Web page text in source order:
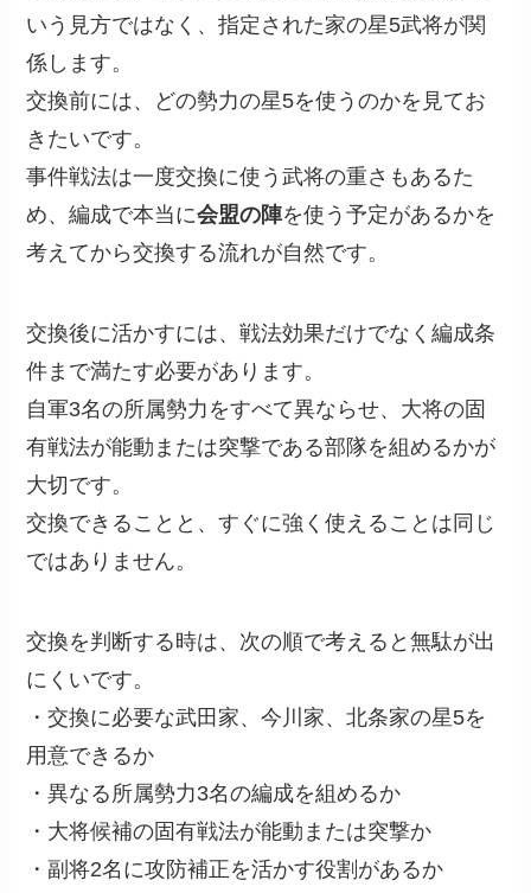
いう見方ではなく、指定された家の星5武将が関
係します。
交換前には、どの勢力の星5を使うのかを見てお
きたいです。
事件戦法は一度交換に使う武将の重さもあるた
め、編成で本当に会盟の陣を使う予定があるかを
考えてから交換する流れが自然です。
交換後に活かすには、戦法効果だけでなく編成条
件まで満たす必要があります。
自軍3名の所属勢力をすべて異ならせ、大将の固
有戦法が能動または突撃である部隊を組めるかが
大切です。
交換できることと、すぐに強く使えることは同じ
ではありません。
交換を判断する時は、次の順で考えると無駄が出
にくいです。
・交換に必要な武田家、今川家、北条家の星5を
用意できるか
・異なる所属勢力3名の編成を組めるか
・大将候補の固有戦法が能動または突撃か
・副将2名に攻防補正を活かす役割があるか